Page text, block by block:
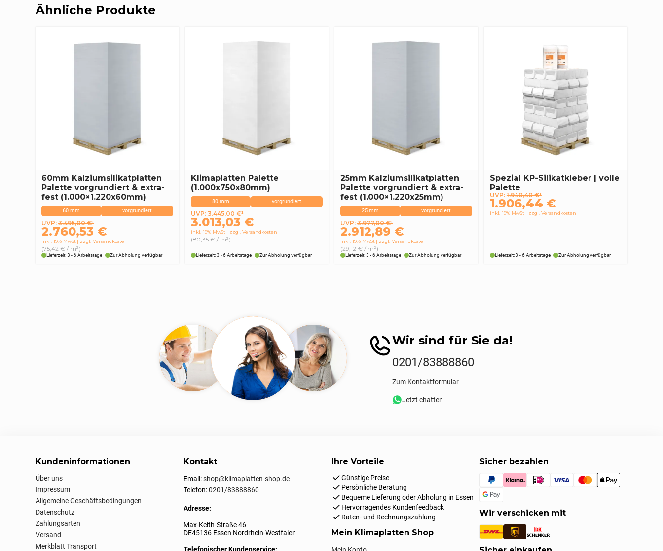
Ähnliche Produkte
60 mm vorgrundiert
60mm Kalziumsilikatplatten
Palette vorgrundiert & extra-
fest (1.000×1.220x60mm)
UVP: 3.495,00€¹
Ursprünglicher
Preis
war:
3.495,00 €
2.760,53 €
Aktueller
Preis
ist:
2.760,53 €.
inkl. 19% MwSt zzgl. Versandkosten
(75,42 € / m²)
Lieferzeit: 3 - 6 Arbeitstage Zur Abholung verfügbar
80 mm vorgrundiert
Klimaplatten Palette
(1.000x750x80mm)
UVP: 3.445,00€¹
Ursprünglicher
Preis
war:
3.445,00 €
3.013,03 €
Aktueller
Preis
ist:
3.013,03 €.
inkl. 19% MwSt zzgl. Versandkosten
(80,35 € / m²)
Lieferzeit: 3 - 6 Arbeitstage Zur Abholung verfügbar
25 mm vorgrundiert
25mm Kalziumsilikatplatten
Palette vorgrundiert & extra-
fest (1.000×1.220x25mm)
UVP: 3.977,00€¹
Ursprünglicher
Preis
war:
3.977,00 €
2.912,89 €
Aktueller
Preis
ist:
2.912,89 €.
inkl. 19% MwSt zzgl. Versandkosten
(29,12 € / m²)
Lieferzeit: 3 - 6 Arbeitstage Zur Abholung verfügbar
Spezial KP-Silikatkleber | volle
Palette
UVP: 1.940,40€¹
Ursprünglicher
Preis
war:
1.906,44 €
Aktueller
Preis
ist:
inkl. 19% MwSt zzgl. Versandkosten
Lieferzeit: 3 - 6 Arbeitstage Zur Abholung verfügbar
Wir sind für Sie da!
0201/83888860
Zum Kontaktformular
Jetzt chatten
Kundeninformationen
Über uns
Impressum
Allgemeine Geschäftsbedingungen
Datenschutz
Zahlungsarten
Versand
Merkblatt Transport
Kontakt
Email:shop@klimaplatten-shop.de
Telefon:0201/83888860
Adresse:
Max-Keith-Straße 46
DE45136 Essen Nordrhein-Westfalen
Telefonischer Kundenservice:
Ihre Vorteile
Günstige Preise
Persönliche Beratung
Bequeme Lieferung oder Abholung in Essen
Hervorragendes Kundenfeedback
Raten- und Rechnungszahlung
Mein Klimaplatten Shop
Mein Konto
Sicher bezahlen
Wir verschicken mit